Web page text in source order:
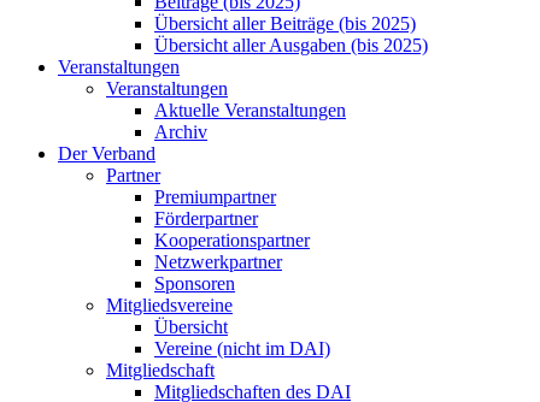
Übersicht aller Beiträge (bis 2025)
Übersicht aller Ausgaben (bis 2025)
Veranstaltungen
Veranstaltungen
Aktuelle Veranstaltungen
Archiv
Der Verband
Partner
Premiumpartner
Förderpartner
Kooperationspartner
Netzwerkpartner
Sponsoren
Mitgliedsvereine
Übersicht
Vereine (nicht im DAI)
Mitgliedschaft
Mitgliedschaften des DAI